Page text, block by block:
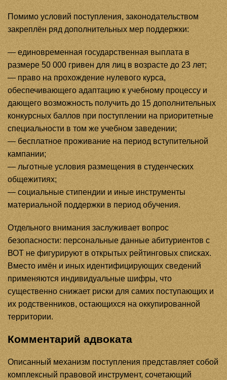
Помимо условий поступления, законодательством
закреплён ряд дополнительных мер поддержки:
— единовременная государственная выплата в
размере 50 000 гривен для лиц в возрасте до 23 лет;
— право на прохождение нулевого курса,
обеспечивающего адаптацию к учебному процессу и
дающего возможность получить до 15 дополнительных
конкурсных баллов при поступлении на приоритетные
специальности в том же учебном заведении;
— бесплатное проживание на период вступительной
кампании;
— льготные условия размещения в студенческих
общежитиях;
— социальные стипендии и иные инструменты
материальной поддержки в период обучения.
Отдельного внимания заслуживает вопрос
безопасности: персональные данные абитуриентов с
ВОТ не фигурируют в открытых рейтинговых списках.
Вместо имён и иных идентифицирующих сведений
применяются индивидуальные шифры, что
существенно снижает риски для самих поступающих и
их родственников, остающихся на оккупированной
территории.
Комментарий адвоката
Описанный механизм поступления представляет собой
комплексный правовой инструмент, сочетающий